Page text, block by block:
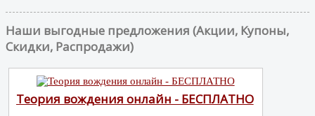
Наши выгодные предложения (Акции, Купоны,
Скидки, Распродажи)
Теория вождения онлайн - БЕСПЛАТНО